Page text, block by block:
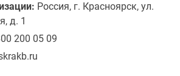
Россия, г. Красноярск, ул.
д. 1
200 05 09